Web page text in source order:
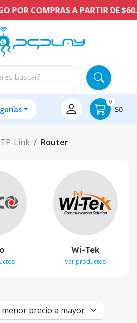
COMPRAS A PARTIR DE
buscar?
0
$0
TP-Link Router
Wi-Tek
Ver productos